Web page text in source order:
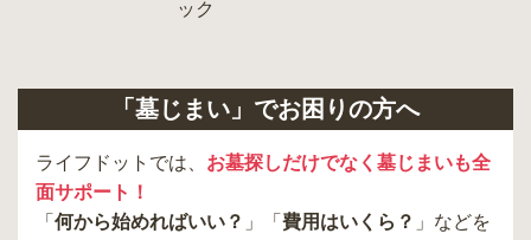
「墓じまい」でお困りの方へ
ライフドットでは、 お墓探しだけでなく墓じまいも全
面サポート！
「 何から始めればいい？ 」「 費用はいくら？ 」などを